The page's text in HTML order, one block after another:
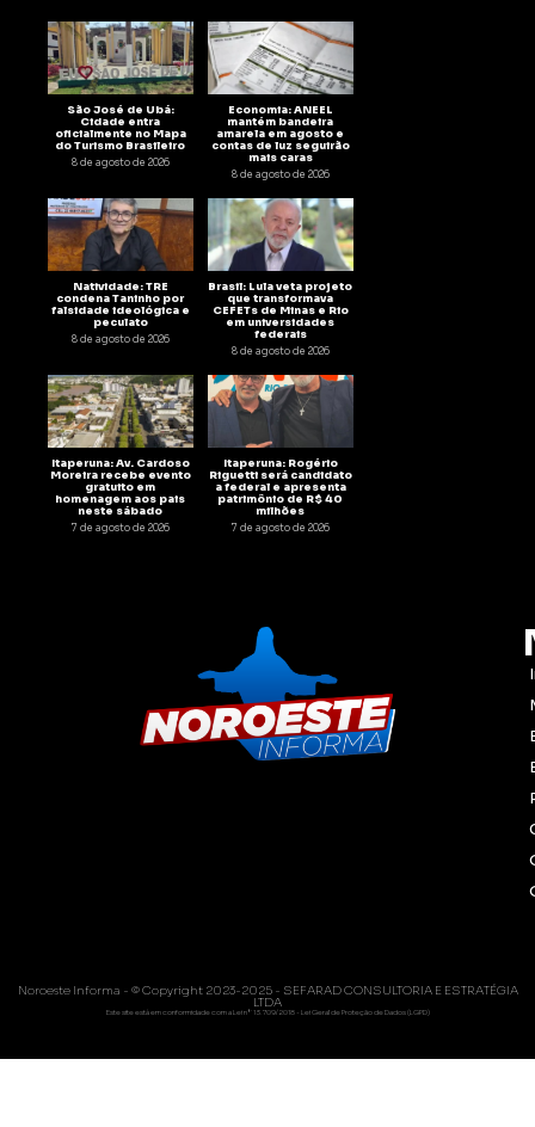
São José de Ubá:
Cidade entra
oficialmente no Mapa
do Turismo Brasileiro
8 de agosto de 2026
Economia: ANEEL
mantém bandeira
amarela em agosto e
contas de luz seguirão
mais caras
8 de agosto de 2026
Natividade: TRE
condena Taninho por
falsidade ideológica e
peculato
8 de agosto de 2026
Brasil: Lula veta projeto
que transformava
CEFETs de Minas e Rio
em universidades
federais
8 de agosto de 2026
Itaperuna: Av. Cardoso
Moreira recebe evento
gratuito em
homenagem aos pais
neste sábado
7 de agosto de 2026
Itaperuna: Rogério
Riguetti será candidato
a federal e apresenta
patrimônio de R$ 40
milhões
7 de agosto de 2026
Noroeste Informa - © Copyright 2023-2025 - SEFARAD CONSULTORIA E ESTRATÉGIA
LTDA
Este site está em conformidade com a Lei nº 13.709/2018 - Lei Geral de Proteção de Dados (LGPD)